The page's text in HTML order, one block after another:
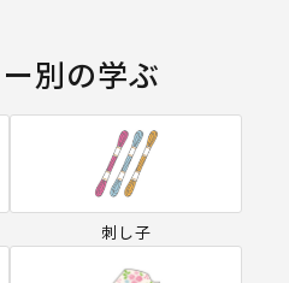
別の学ぶ
刺し子